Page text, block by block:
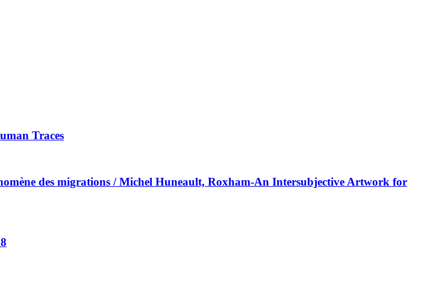
Traces
des migrations / Michel Huneault, Roxham-An Intersubjective Artwork for